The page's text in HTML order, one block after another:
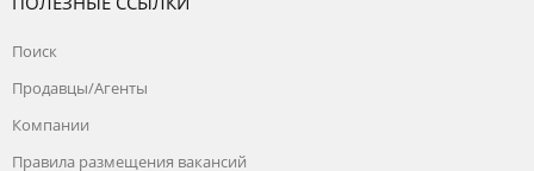
Поиск
Продавцы/Агенты
Компании
Правила размещения вакансий